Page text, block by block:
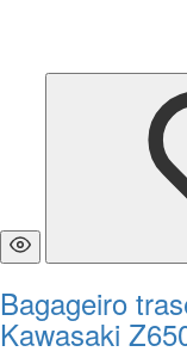
Bagageiro
Kawasaki